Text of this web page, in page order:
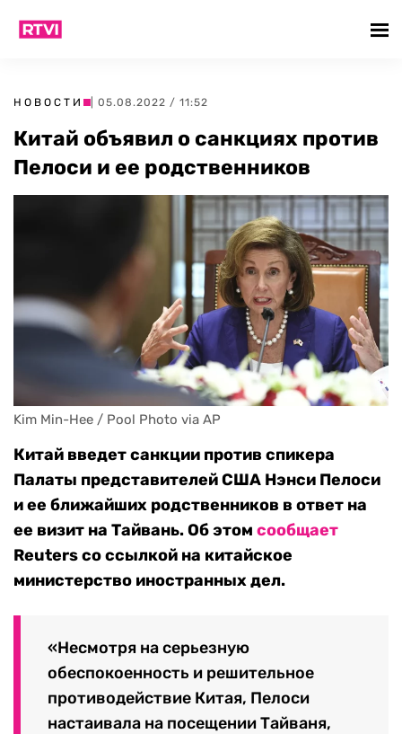
НОВОСТИ | 05.08.2022 / 11:52
Китай объявил о санкциях против
Пелоси и ее родственников
Kim Min-Hee / Pool Photo via AP
Китай введет санкции против спикера
Палаты представителей США Нэнси Пелоси
и ее ближайших родственников в ответ на
ее визит на Тайвань. Об этом сообщает
Reuters со ссылкой на китайское
министерство иностранных дел.
«Несмотря на серьезную
обеспокоенность и решительное
противодействие Китая, Пелоси
настаивала на посещении Тайваня,